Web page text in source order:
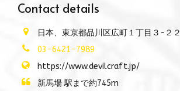
Contact details
日本、東京都品川区広町１丁目３−２２
03-6421-7989
https://www.devilcraft.jp/
新馬場 駅まで約745m